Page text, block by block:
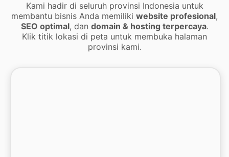
Kami hadir di seluruh provinsi Indonesia untuk
membantu bisnis Anda memiliki website profesional,
SEO optimal, dan domain & hosting terpercaya.
Klik titik lokasi di peta untuk membuka halaman
provinsi kami.